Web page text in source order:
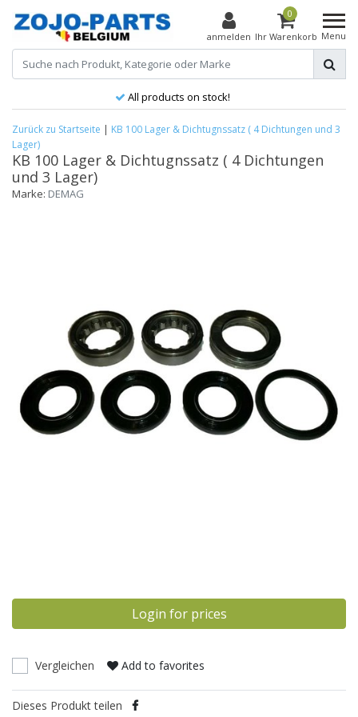
anmelden
0
Ihr Warenkorb Menu
All products on stock!
Zurück zu Startseite | KB 100 Lager & Dichtugnssatz ( 4 Dichtungen und 3
Lager)
KB 100 Lager & Dichtugnssatz ( 4 Dichtungen
und 3 Lager)
Marke: DEMAG
Login for prices
Vergleichen Add to favorites
Dieses Produkt teilen